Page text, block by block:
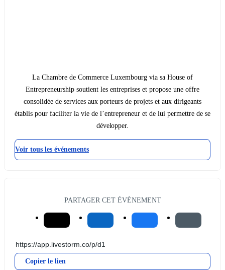
La Chambre de Commerce Luxembourg via sa House of
Entrepreneurship soutient les entreprises et propose une offre
consolidée de services aux porteurs de projets et aux dirigeants
établis pour faciliter la vie de l’entrepreneur et de lui permettre de se
développer.
Voir tous les événements
PARTAGER CET ÉVÉNEMENT
Copier le lien